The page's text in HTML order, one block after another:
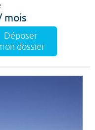
mois
Déposer
dossier